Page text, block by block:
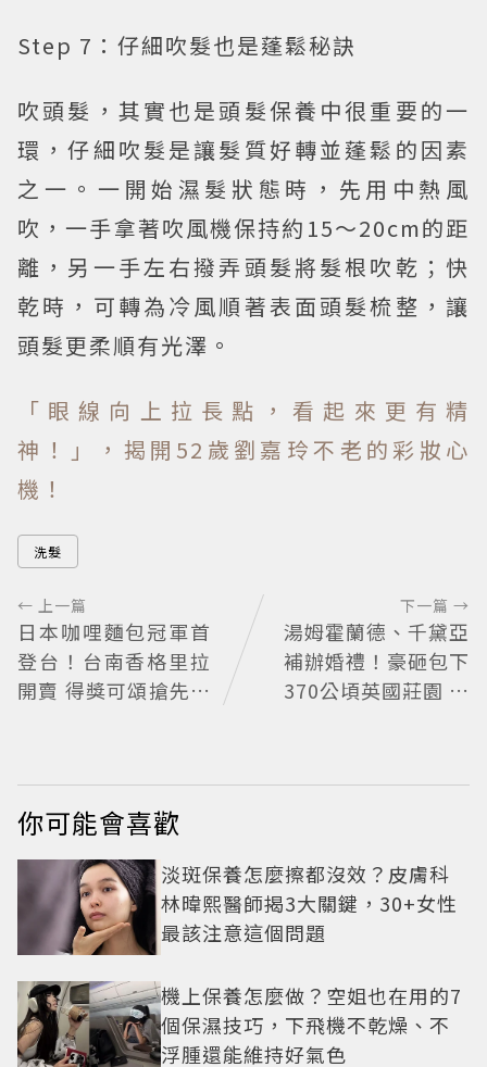
Step 7：仔細吹髮也是蓬鬆秘訣
吹頭髮，其實也是頭髮保養中很重要的一
環，仔細吹髮是讓髮質好轉並蓬鬆的因素
之一。一開始濕髮狀態時，先用中熱風
吹，一手拿著吹風機保持約15～20cm的距
離，另一手左右撥弄頭髮將髮根吹乾；快
乾時，可轉為冷風順著表面頭髮梳整，讓
頭髮更柔順有光澤。
「眼線向上拉長點，看起來更有精
神！」，揭開52歲劉嘉玲不老的彩妝心
機！
洗髮
← 上一篇
日本咖哩麵包冠軍首
登台！台南香格里拉
開賣 得獎可頌搶先日
下一篇 →
湯姆霍蘭德、千黛亞
補辦婚禮！豪砸包下
370公頃英國莊園 低
你可能會喜歡
淡斑保養怎麼擦都沒效？皮膚科
林暐熙醫師揭3大關鍵，30+女性
最該注意這個問題
機上保養怎麼做？空姐也在用的7
個保濕技巧，下飛機不乾燥、不
浮腫還能維持好氣色